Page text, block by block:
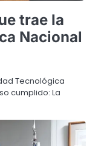
trae la
Nacional
Tecnológica
cumplido: La